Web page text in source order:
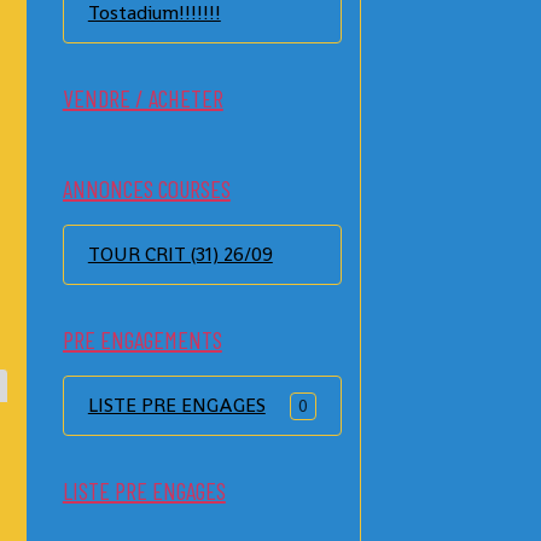
Tostadium!!!!!!!
VENDRE / ACHETER
ANNONCES COURSES
TOUR CRIT (31) 26/09
PRE ENGAGEMENTS
LISTE PRE ENGAGES 0
LISTE PRE ENGAGES